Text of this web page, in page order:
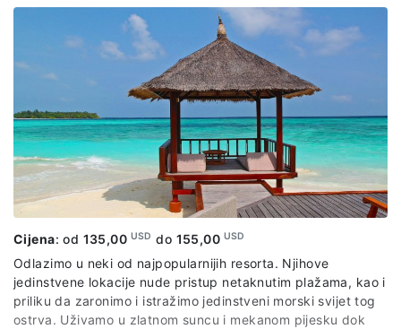
Cijena: od 135,00 USD do 155,00 USD
Odlazimo u neki od najpopularnijih resorta. Njihove
jedinstvene lokacije nude pristup netaknutim plažama, kao i
priliku da zaronimo i istražimo jedinstveni morski svijet tog
ostrva. Uživamo u zlatnom suncu i mekanom pijesku dok